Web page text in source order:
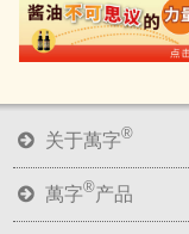
关于萬字®
萬字®产品